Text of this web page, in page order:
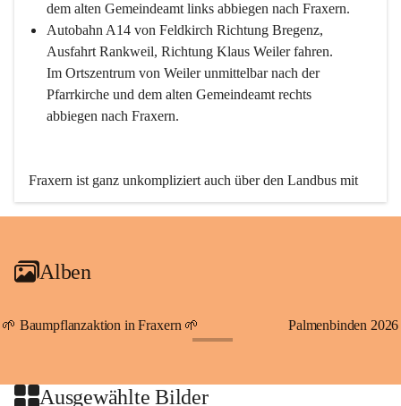
dem alten Gemeindeamt links abbiegen nach Fraxern.
Autobahn A14 von Feldkirch Richtung Bregenz,
Ausfahrt Rankweil, Richtung Klaus Weiler fahren.
Im Ortszentrum von Weiler unmittelbar nach der
Pfarrkirche und dem alten Gemeindeamt rechts
abbiegen nach Fraxern.
Fraxern ist ganz unkompliziert auch über den Landbus mit
den öffentlichen Verkehrsmitteln zu erreichen. Die Linie
An Samstagen, Sonn- und Feiertagen können Sie bequem
persönlichen Linienbus zur gewünschten Zeit zu Ihrer
Haltestelle bestellen. Sowohl von Weiler kommend nach
beide Fahrten Weiler-Fraxern-Weiler.
Alben
🌱 Baumpflanzaktion in Fraxern 🌱 Palmenbinden 2026
Ausgewählte Bilder